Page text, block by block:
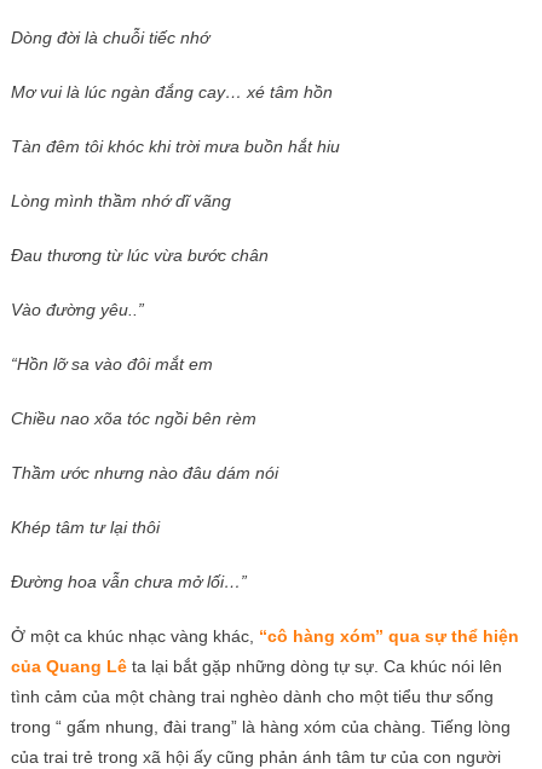
Dòng đời là chuỗi tiếc nhớ
Mơ vui là lúc ngàn đắng cay… xé tâm hồn
Tàn đêm tôi khóc khi trời mưa buồn hắt hiu
Lòng mình thầm nhớ dĩ vãng
Đau thương từ lúc vừa bước chân
Vào đường yêu..”
“Hồn lỡ sa vào đôi mắt em
Chiều nao xõa tóc ngồi bên rèm
Thầm ước nhưng nào đâu dám nói
Khép tâm tư lại thôi
Đường hoa vẫn chưa mở lối…”
Ở một ca khúc nhạc vàng khác, “cô hàng xóm” qua sự thể hiện
của Quang Lêta lại bắt gặp những dòng tự sự. Ca khúc nói lên
tình cảm của một chàng trai nghèo dành cho một tiểu thư sống
trong “ gấm nhung, đài trang” là hàng xóm của chàng. Tiếng lòng
của trai trẻ trong xã hội ấy cũng phản ánh tâm tư của con người